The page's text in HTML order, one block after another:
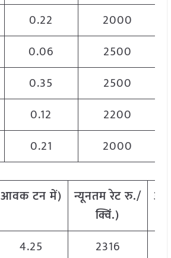
0.22
2000
0.06
2500
0.35
2500
0.12
2200
0.21 2000
आवकटनमें) न्यूनतमरेटरु./
क्विं.)
4.25
2316